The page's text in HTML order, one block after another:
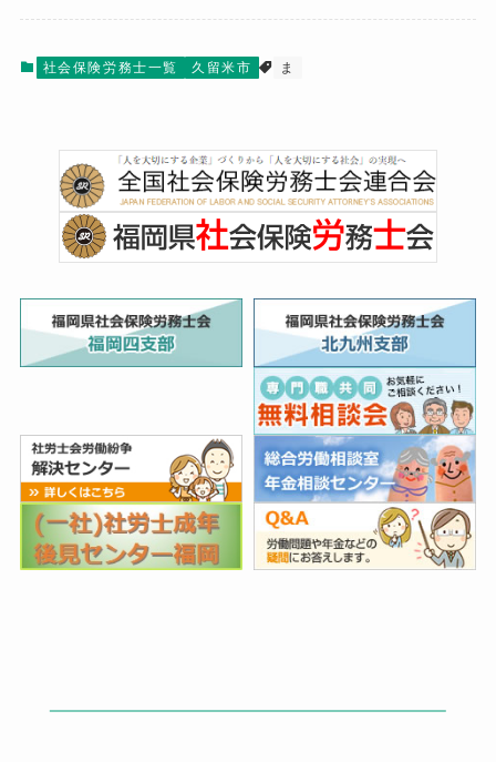
社会保険労務士一覧 久留米市 ま